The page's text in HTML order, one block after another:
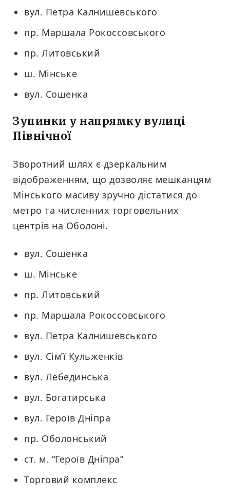
вул. Петра Калнишевського
пр. Маршала Рокоссовського
пр. Литовський
ш. Мінське
вул. Сошенка
Зупинки у напрямку вулиці
Північної
Зворотний шлях є дзеркальним
відображенням, що дозволяє мешканцям
Мінського масиву зручно дістатися до
метро та численних торговельних
центрів на Оболоні.
вул. Сошенка
ш. Мінське
пр. Литовський
пр. Маршала Рокоссовського
вул. Петра Калнишевського
вул. Сім’ї Кульженків
вул. Лебединська
вул. Богатирська
вул. Героїв Дніпра
пр. Оболонський
ст. м. “Героїв Дніпра”
Торговий комплекс